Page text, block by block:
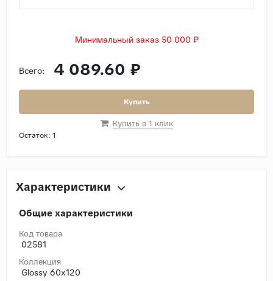
Минимальный заказ 50 000 ₽
Всего: 4 089.60 ₽
Купить
Купить в 1 клик
Остаток: 1
Характеристики
Общие характеристики
Код товара
02581
Коллекция
Glossy 60x120